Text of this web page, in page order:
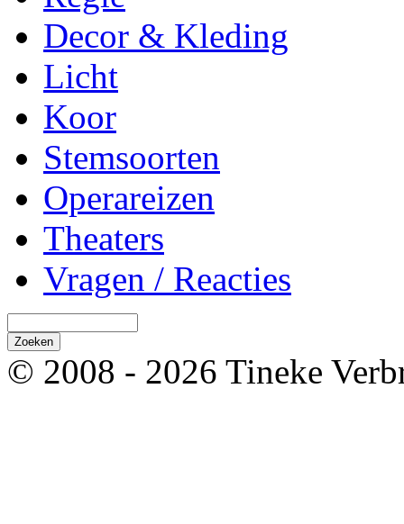
Decor & Kleding
Licht
Koor
Stemsoorten
Operareizen
Theaters
Vragen / Reacties
© 2008 - 2026 Tineke